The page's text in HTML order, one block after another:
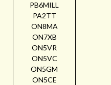
PB6MILL
PA2TT
ON8MA
ON7XB
ON5VR
ON5VC
ON5GM
ON5CE